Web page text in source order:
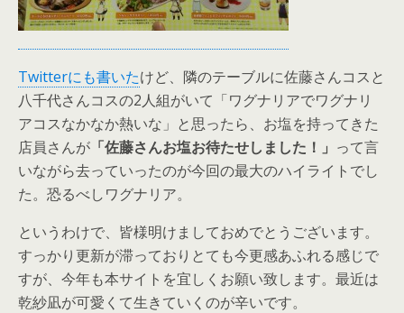
Twitterにも書いたけど、隣のテーブルに佐藤さんコスと
八千代さんコスの2人組がいて「ワグナリアでワグナリ
アコスなかなか熱いな」と思ったら、お塩を持ってきた
店員さんが 「佐藤さんお塩お待たせしました！」 って言
いながら去っていったのが今回の最大のハイライトでし
た。恐るべしワグナリア。
というわけで、皆様明けましておめでとうございます。
すっかり更新が滞っておりとても今更感あふれる感じで
すが、今年も本サイトを宜しくお願い致します。最近は
乾紗凪が可愛くて生きていくのが辛いです。